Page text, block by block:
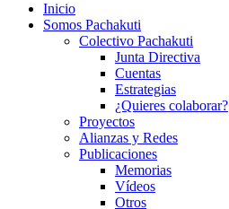
Inicio
Somos Pachakuti
Colectivo Pachakuti
Junta Directiva
Cuentas
Estrategias
¿Quieres colaborar?
Proyectos
Alianzas y Redes
Publicaciones
Memorias
Vídeos
Otros